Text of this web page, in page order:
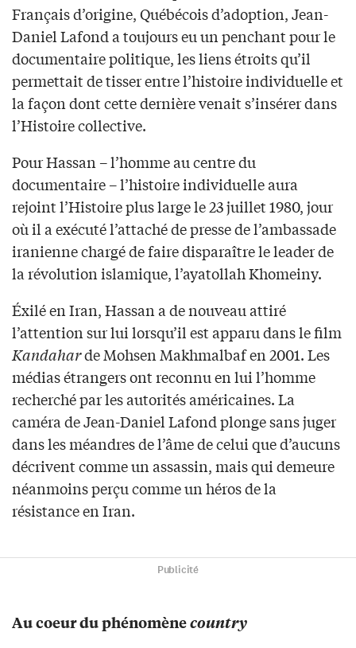
Français d’origine, Québécois d’adoption, Jean-
Daniel Lafond a toujours eu un penchant pour le
documentaire politique, les liens étroits qu’il
permettait de tisser entre l’histoire individuelle et
la façon dont cette dernière venait s’insérer dans
l’Histoire collective.
Pour Hassan – l’homme au centre du
documentaire – l’histoire individuelle aura
rejoint l’Histoire plus large le 23 juillet 1980, jour
où il a exécuté l’attaché de presse de l’ambassade
iranienne chargé de faire disparaître le leader de
la révolution islamique, l’ayatollah Khomeiny.
Éxilé en Iran, Hassan a de nouveau attiré
l’attention sur lui lorsqu’il est apparu dans le film
Kandaharde Mohsen Makhmalbaf en 2001. Les
médias étrangers ont reconnu en lui l’homme
recherché par les autorités américaines. La
caméra de Jean-Daniel Lafond plonge sans juger
dans les méandres de l’âme de celui que d’aucuns
décrivent comme un assassin, mais qui demeure
néanmoins perçu comme un héros de la
résistance en Iran.
Publicité
Au coeur du phénomènecountry